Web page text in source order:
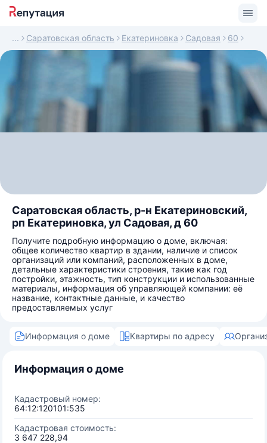
Саратовская область Екатериновка Садовая 60
Саратовская область, р-н Екатериновский,
рп Екатериновка, ул Садовая, д 60
Получите подробную информацию о доме, включая:
общее количество квартир в здании, наличие и список
организаций или компаний, расположенных в доме,
детальные характеристики строения, такие как год
постройки, этажность, тип конструкции и использованные
материалы, информация об управляющей компании: её
название, контактные данные, и качество
предоставляемых услуг
Информация о доме Квартиры по адресу
Информация о доме
Кадастровый номер:
64:12:120101:535
Кадастровая стоимость:
3 647 228,94